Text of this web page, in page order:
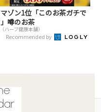
ゾン1位「このお茶ガチで
噂のお茶
ハーブ健康本舗）
Recommended by